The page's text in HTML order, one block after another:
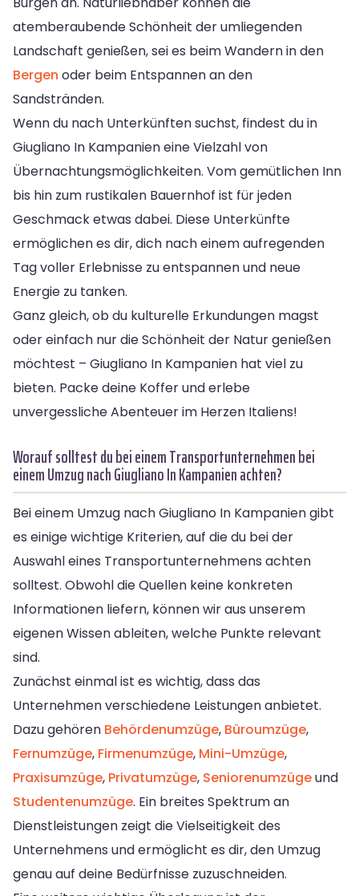
atemberaubende Schönheit der umliegenden
Landschaft genießen, sei es beim Wandern in den
Bergen oder beim Entspannen an den
Sandstränden.
Wenn du nach Unterkünften suchst, findest du in
Giugliano In Kampanien eine Vielzahl von
Übernachtungsmöglichkeiten. Vom gemütlichen Inn
bis hin zum rustikalen Bauernhof ist für jeden
Geschmack etwas dabei. Diese Unterkünfte
ermöglichen es dir, dich nach einem aufregenden
Tag voller Erlebnisse zu entspannen und neue
Energie zu tanken.
Ganz gleich, ob du kulturelle Erkundungen magst
oder einfach nur die Schönheit der Natur genießen
möchtest – Giugliano In Kampanien hat viel zu
bieten. Packe deine Koffer und erlebe
unvergessliche Abenteuer im Herzen Italiens!
Worauf solltest du bei einem Transportunternehmen bei
einem Umzug nach Giugliano In Kampanien achten?
Bei einem Umzug nach Giugliano In Kampanien gibt
es einige wichtige Kriterien, auf die du bei der
Auswahl eines Transportunternehmens achten
solltest. Obwohl die Quellen keine konkreten
Informationen liefern, können wir aus unserem
eigenen Wissen ableiten, welche Punkte relevant
sind.
Zunächst einmal ist es wichtig, dass das
Unternehmen verschiedene Leistungen anbietet.
Dazu gehören Behördenumzüge, Büroumzüge,
Fernumzüge, Firmenumzüge, Mini-Umzüge,
Praxisumzüge, Privatumzüge, Seniorenumzügeund
Studentenumzüge. Ein breites Spektrum an
Dienstleistungen zeigt die Vielseitigkeit des
Unternehmens und ermöglicht es dir, den Umzug
genau auf deine Bedürfnisse zuzuschneiden.